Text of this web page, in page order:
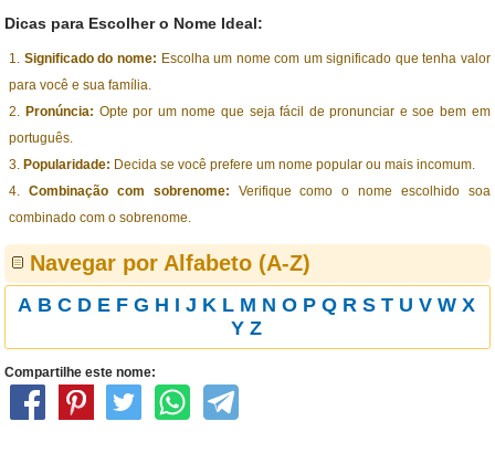
Dicas para Escolher o Nome Ideal:
Significado do nome: Escolha um nome com um significado que tenha valor
para você e sua família.
Pronúncia: Opte por um nome que seja fácil de pronunciar e soe bem em
português.
Popularidade: Decida se você prefere um nome popular ou mais incomum.
Combinação com sobrenome: Verifique como o nome escolhido soa
combinado com o sobrenome.
Navegar por Alfabeto (A-Z)
A B C D E F G H I J K L M N O P Q R S T U V W X
Y Z
Compartilhe este nome: